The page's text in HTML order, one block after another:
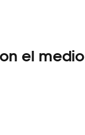
el medio